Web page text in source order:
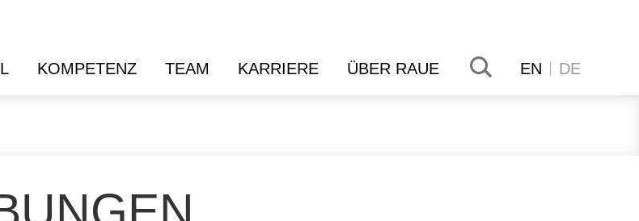
KOMPETENZ TEAM KARRIERE ÜBER RAUE EN DE